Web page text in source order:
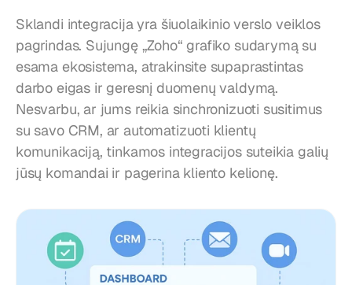
Sklandi integracija yra šiuolaikinio verslo veiklos
pagrindas. Sujungę „Zoho“ grafiko sudarymą su
esama ekosistema, atrakinsite supaprastintas
darbo eigas ir geresnį duomenų valdymą.
Nesvarbu, ar jums reikia sinchronizuoti susitimus
su savo CRM, ar automatizuoti klientų
komunikaciją, tinkamos integracijos suteikia galių
jūsų komandai ir pagerina kliento kelionę.